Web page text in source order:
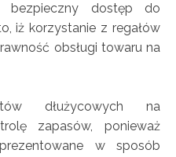
bezpieczny dostęp do
iż korzystanie z regałów
obsługi towaru na
dłużycowych na
zapasów, ponieważ
w sposób